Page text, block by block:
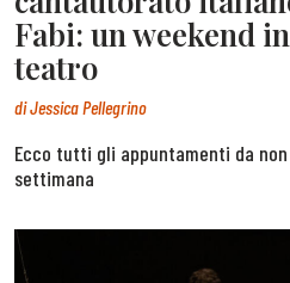
Fabi: un weekend
teatro
diJessica Pellegrino
Ecco tutti gli appuntamenti da
settimana